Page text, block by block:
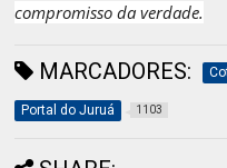
compromisso da verdade.
MARCADORES:
Portal do Juruá 1103